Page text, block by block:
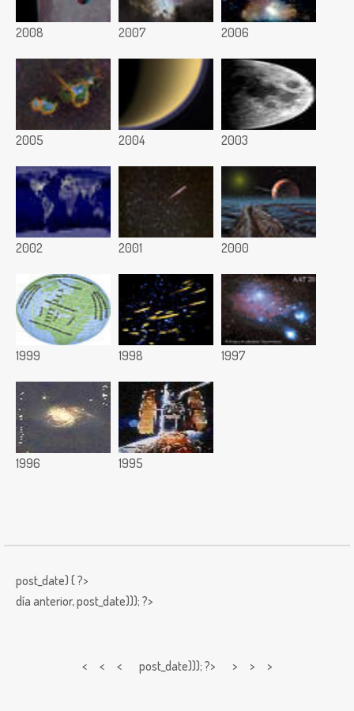
2008 2007 2006
2005 2004 2003
2002 2001 2000
1999 1998 1997
1996 1995
post_date) { ?>
día anterior,post_date))); ?>
< < < post_date))); ?> > > >